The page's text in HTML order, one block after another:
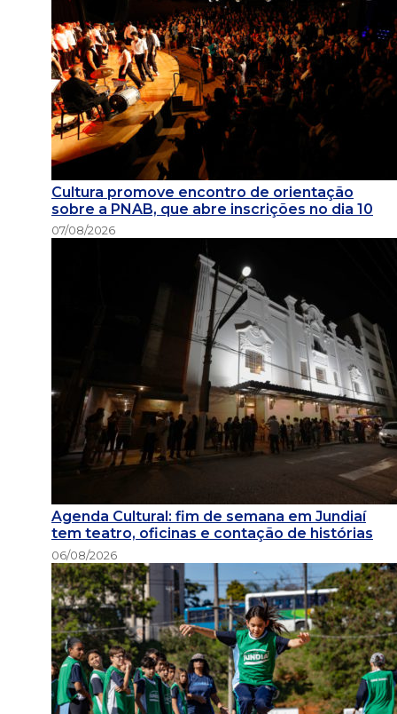
Cultura promove encontro de orientação
sobre a PNAB, que abre inscrições no dia 10
07/08/2026
Agenda Cultural: fim de semana em Jundiaí
tem teatro, oficinas e contação de histórias
06/08/2026